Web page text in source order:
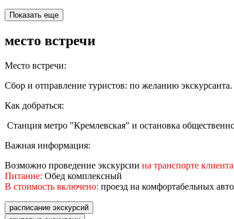
Показать еще
место встречи
Место встречи:
Сбор и отправление туристов: по желанию экскурсанта.
Как добраться:
Станция метро "Кремлевская" и остановка
Важная информация:
Возможно проведение экскурсии на транспорте клиента
Питание: Обед комплексный
В стоимость включено: проезд на комфортабельных
расписание экскурсий